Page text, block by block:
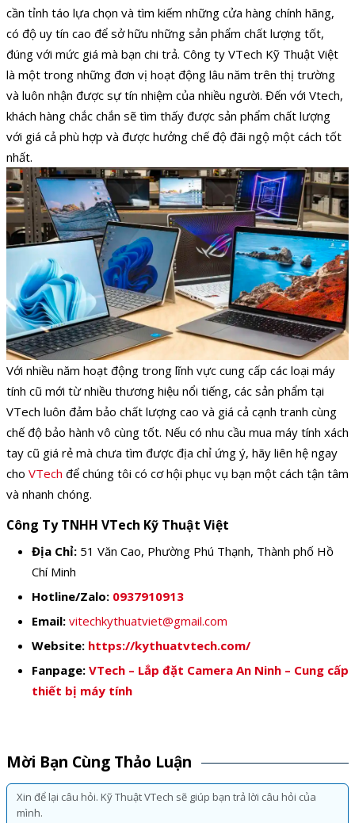
cần tỉnh táo lựa chọn và tìm kiếm những cửa hàng chính hãng,
có độ uy tín cao để sở hữu những sản phẩm chất lượng tốt,
đúng với mức giá mà bạn chi trả. Công ty VTech Kỹ Thuật Việt
là một trong những đơn vị hoạt động lâu năm trên thị trường
và luôn nhận được sự tín nhiệm của nhiều người. Đến với Vtech,
khách hàng chắc chắn sẽ tìm thấy được sản phẩm chất lượng
với giá cả phù hợp và được hưởng chế độ đãi ngộ một cách tốt
nhất.
Với nhiều năm hoạt động trong lĩnh vực cung cấp các loại máy
tính cũ mới từ nhiều thương hiệu nổi tiếng, các sản phẩm tại
VTech luôn đảm bảo chất lượng cao và giá cả cạnh tranh cùng
chế độ bảo hành vô cùng tốt. Nếu có nhu cầu mua máy tính xách
tay cũ giá rẻ mà chưa tìm được địa chỉ ứng ý, hãy liên hệ ngay
cho VTech để chúng tôi có cơ hội phục vụ bạn một cách tận tâm
và nhanh chóng.
Công Ty TNHH VTech Kỹ Thuật Việt
Địa Chỉ: 51 Văn Cao, Phường Phú Thạnh, Thành phố Hồ
Chí Minh
Hotline/Zalo: 0937910913
Email: vitechkythuatviet@gmail.com
Website: https://kythuatvtech.com/
Fanpage: VTech – Lắp đặt Camera An Ninh – Cung cấp
thiết bị máy tính
Mời Bạn Cùng Thảo Luận